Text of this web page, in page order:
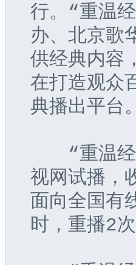
行。“重温
办、北京歌
供经典内容
在打造观众
典播出平台。
“重温经
视网试播，
面向全国有
时，重播2